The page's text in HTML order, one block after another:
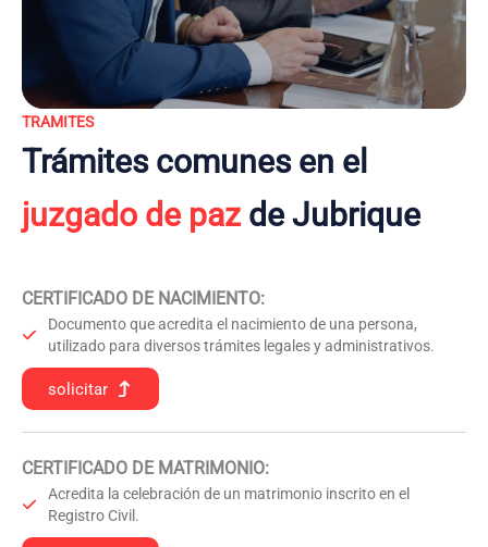
TRAMITES
Trámites comunes en el
juzgado de pazde Jubrique
CERTIFICADO DE NACIMIENTO:
Documento que acredita el nacimiento de una persona,
utilizado para diversos trámites legales y administrativos.
solicitar
CERTIFICADO DE MATRIMONIO:
Acredita la celebración de un matrimonio inscrito en el
Registro Civil.